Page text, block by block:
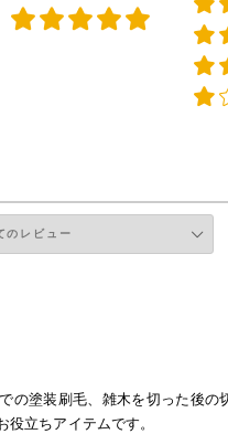
の塗装刷毛、雑木を切った後
立ちアイテムです。